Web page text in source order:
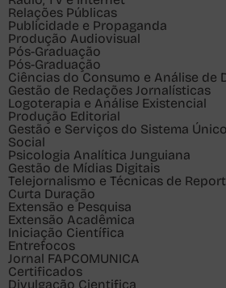
Relações Públicas
Publicidade e Propaganda
Produção Audiovisual
Pós-Graduação
Pós-Graduação
Ciências do Consumo e Análise de
Gestão de Redações Jornalísticas
Logoterapia e Análise Existencial
Produção Editorial
Gestão e Serviços do Sistema
Social
Psicologia Analítica Junguiana
Gestão de Mídias Digitais
Telejornalismo e Técnicas de
Curta Duração
Extensão e Pesquisa
Extensão Acadêmica
Iniciação Científica
Entrefocos
Jornal FAPCOMUNICA
Certificados
Divulgação Cientifica